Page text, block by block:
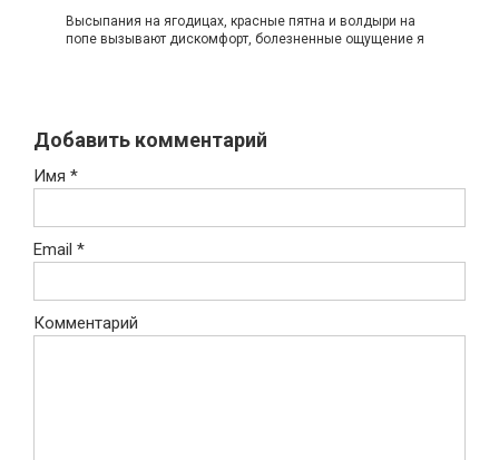
Высыпания на ягодицах, красные пятна и волдыри на
попе вызывают дискомфорт, болезненные ощущение я
Добавить комментарий
Имя *
Email *
Комментарий